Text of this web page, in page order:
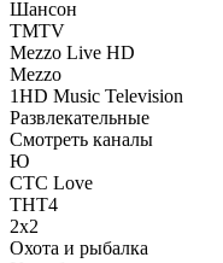
Шансон
TMTV
Mezzo Live HD
Mezzo
1HD Music Television
Развлекательные
Смотреть каналы
Ю
СТС Love
ТНТ4
2х2
Охота и рыбалка